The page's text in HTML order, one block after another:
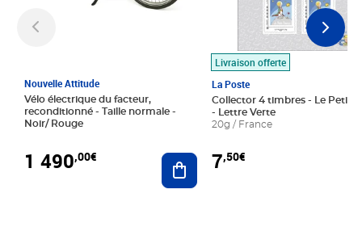
Nouvelle Attitude
Vélo électrique du facteur,
reconditionné - Taille normale -
Noir/ Rouge
1 490,00€ Ajouter au panier
Livraison offerte
La Poste
Collector 4 timbres - Le Petit
- Lettre Verte
20g / France
7,50€